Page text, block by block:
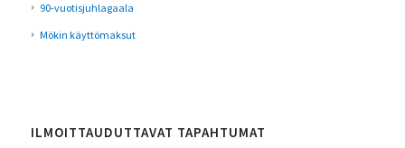
90-vuotisjuhlagaala
Mökin käyttömaksut
ILMOITTAUDUTTAVAT TAPAHTUMAT